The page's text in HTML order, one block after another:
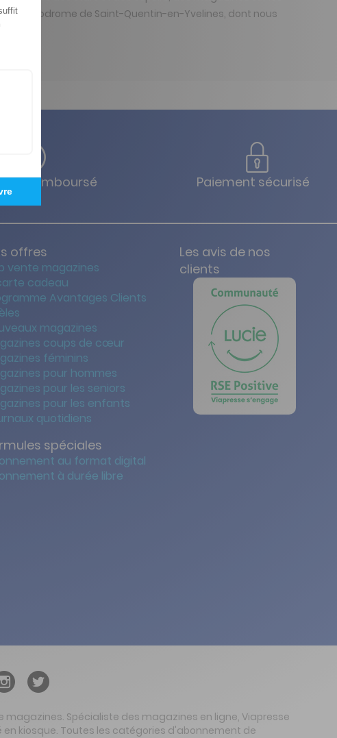
du vélodrome de Saint-Quentin-en-Yvelines, dont nous
ou remboursé Paiement sécurisé
offres
vente magazines
cadeau
Avantages Clients
magazines
coups de cœur
féminins
pour hommes
pour les seniors
pour les enfants
quotidiens
spéciales
au format digital
à durée libre
Les avis de nos
clients
Spécialiste des magazines en ligne, Viapresse
en kiosque. Toutes les catégories d'abonnement de